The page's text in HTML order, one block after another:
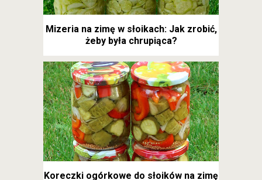
Mizeria na zimę w słoikach: Jak zrobić,
żeby była chrupiąca?
Koreczki ogórkowe do słoików na zimę